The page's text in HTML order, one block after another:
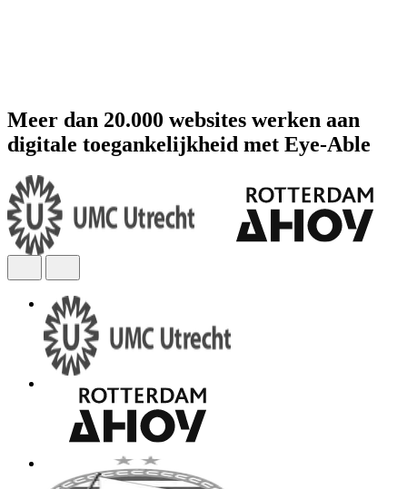
Meer dan 20.000 websites werken aan
digitale toegankelijkheid met Eye-Able